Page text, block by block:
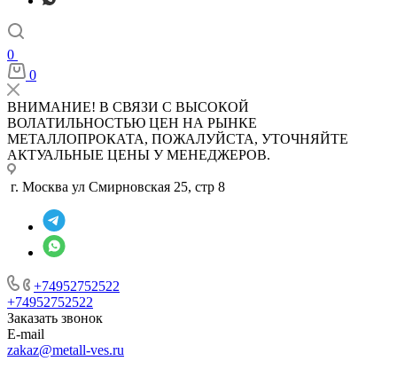
0
0
ВНИМАНИЕ! В СВЯЗИ С ВЫСОКОЙ
ВОЛАТИЛЬНОСТЬЮ ЦЕН НА РЫНКЕ
МЕТАЛЛОПРОКАТА, ПОЖАЛУЙСТА, УТОЧНЯЙТЕ
АКТУАЛЬНЫЕ ЦЕНЫ У МЕНЕДЖЕРОВ.
г. Москва ул Смирновская 25, стр 8
+74952752522
+74952752522
Заказать звонок
E-mail
zakaz@metall-ves.ru